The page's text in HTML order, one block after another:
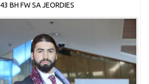
43 BH FW SA JEORDIES